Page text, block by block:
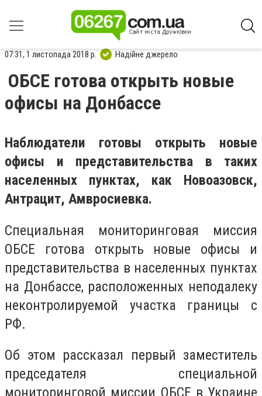
07:31, 1 листопада 2018 р. Надійне джерело
ОБСЕ готова открыть новые
офисы на Донбассе
Наблюдатели готовы открыть новые
офисы и представительства в таких
населенных пунктах, как Новоазовск,
Антрацит, Амвросиевка.
Специальная мониторинговая миссия
ОБСЕ готова открыть новые офисы и
представительства в населенных пунктах
на Донбассе, расположенных неподалеку
неконтролируемой участка границы с
РФ.
Об этом рассказал первый заместитель
председателя специальной
мониторинговой миссии ОБСЕ в Украине